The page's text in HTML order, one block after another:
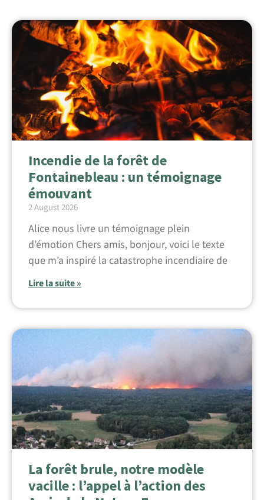
Incendie de la forêt de
Fontainebleau : un témoignage
émouvant
2 August 2026
Alice nous livre un témoignage plein
d’émotion Chers amis, bonjour, voici le texte
que m’a inspiré la catastrophe incendiaire de
Lire la suite »
La forêt brule, notre modèle
vacille : l’appel à l’action des